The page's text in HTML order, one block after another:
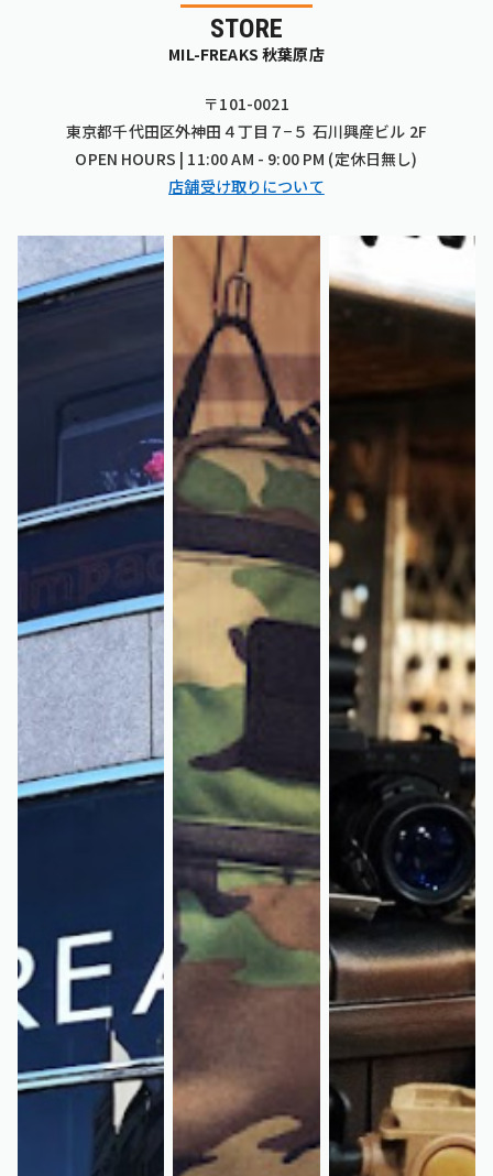
STORE
MIL-FREAKS 秋葉原店
〒101-0021
東京都千代田区外神田４丁目７−５ 石川興産ビル 2F
OPEN HOURS | 11:00 AM - 9:00 PM (定休日無し)
店舗受け取りについて